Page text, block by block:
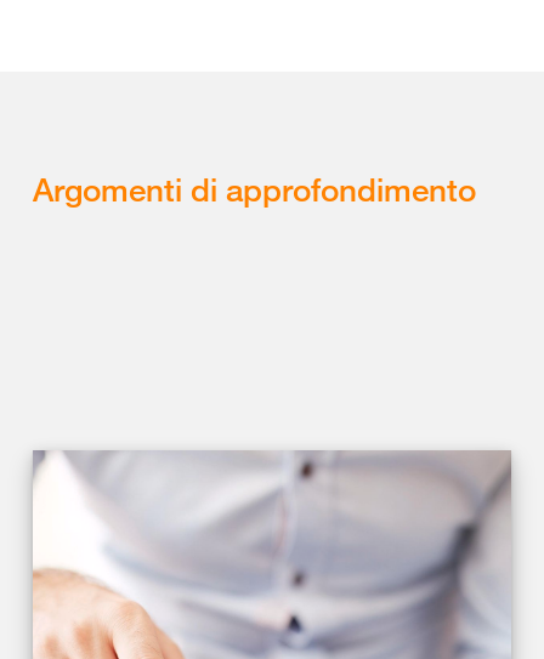
Argomenti di approfondimento